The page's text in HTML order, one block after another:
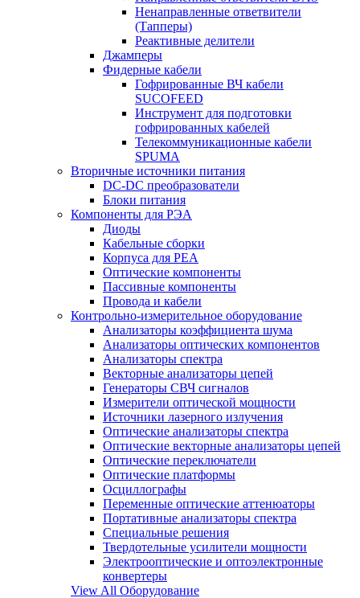
Ненаправленные ответвители
(Тапперы)
Реактивные делители
Джамперы
Фидерные кабели
Гофрированные ВЧ кабели
SUCOFEED
Инструмент для подготовки
гофрированных кабелей
Телекоммуникационные кабели
SPUMA
Вторичные источники питания
DC-DC преобразователи
Блоки питания
Компоненты для РЭА
Диоды
Кабельные сборки
Корпуса для РЕА
Оптические компоненты
Пассивные компоненты
Провода и кабели
Контрольно-измерительное оборудование
Анализаторы коэффициента шума
Анализаторы оптических компонентов
Анализаторы спектра
Векторные анализаторы цепей
Генераторы СВЧ сигналов
Измерители оптической мощности
Источники лазерного излучения
Оптические анализаторы спектра
Оптические векторные анализаторы цепей
Оптические переключатели
Оптические платформы
Осциллографы
Переменные оптические аттенюаторы
Портативные анализаторы спектра
Специальные решения
Твердотельные усилители мощности
Электрооптические и оптоэлектронные
конвертеры
View All Оборудование